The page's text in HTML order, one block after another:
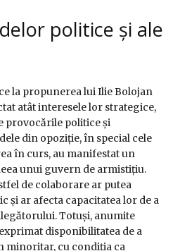
politice și ale
la propunerea lui Ilie Bolojan
atât interesele lor strategice,
provocările politice și
din opoziție, în special cele
în curs, au manifestat un
unui guvern de armistițiu.
de colaborare ar putea
și ar afecta capacitatea lor de a
Totuși, anumite
disponibilitatea de a
minoritar, cu condiția ca